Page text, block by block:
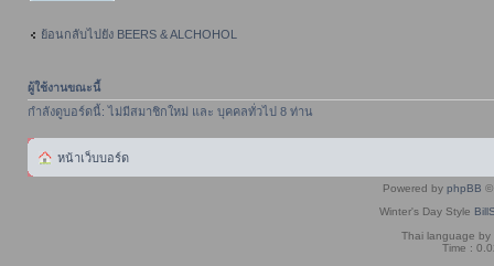
ย้อนกลับไปยัง BEERS & ALCHOHOL
ผู้ใช้งานขณะนี้
กำลังดูบอร์ดนี้: ไม่มีสมาชิกใหม่ และ บุคคลทั่วไป 8 ท่าน
หน้าเว็บบอร์ด
Powered by phpBB ©
Winter's Day Style
Thai language by
Time :